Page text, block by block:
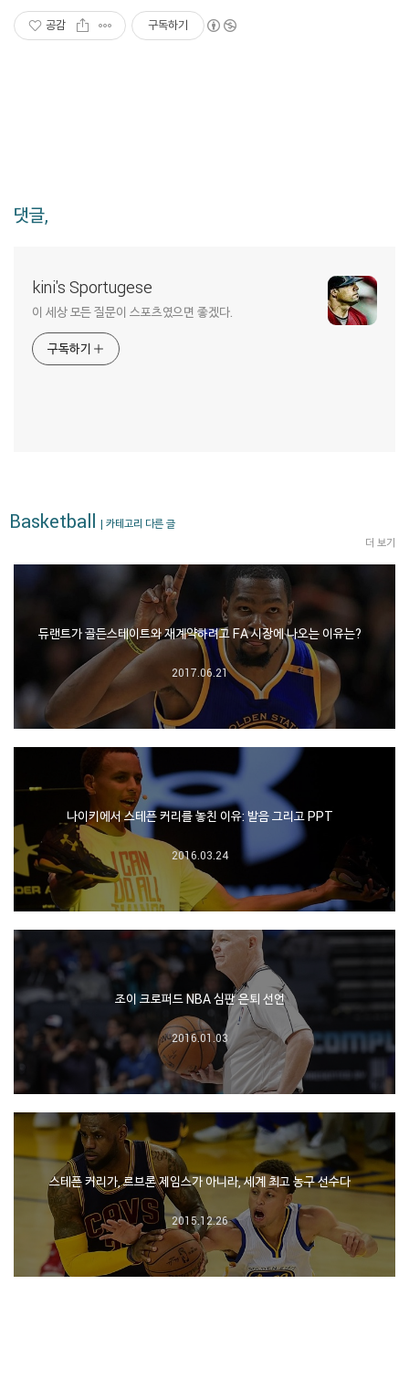
공감 구독하기
댓글,
kini's Sportugese
이 세상 모든 질문이 스포츠였으면 좋겠다.
구독하기
Basketball | 카테고리 다른 글
더 보기
듀랜트가 골든스테이트와 재계약하려고 FA 시장에 나오는 이유는?
2017.06.21
나이키에서 스테픈 커리를 놓친 이유: 발음 그리고 PPT
2016.03.24
조이 크로퍼드 NBA 심판 은퇴 선언
2016.01.03
스테픈 커리가, 르브론 제임스가 아니라, 세계 최고 농구 선수다
2015.12.26